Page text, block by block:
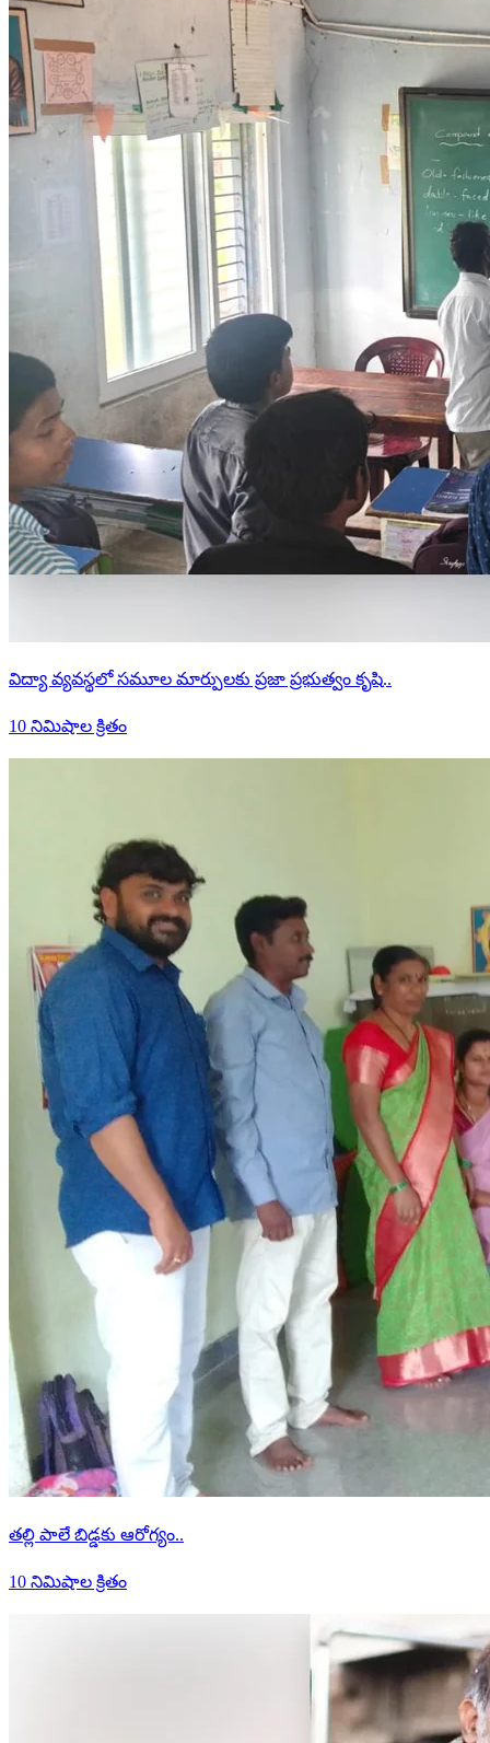
విద్యా వ్యవస్థలో సమూల మార్పులకు ప్రజా ప్రభుత్వం కృషి..
10 నిమిషాల క్రితం
తల్లి పాలే బిడ్డకు ఆరోగ్యం..
10 నిమిషాల క్రితం